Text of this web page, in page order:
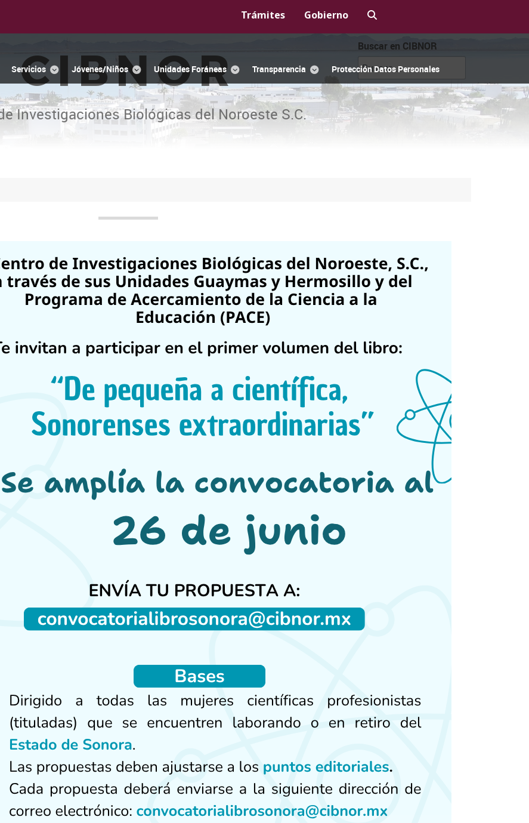
Trámites Gobierno
Servicios Jóvenes/Niños Unidades Foráneas Transparencia Protección Datos Personales
CIBNOR
Investigaciones Biológicas del Noroeste S.C.
Buscar en CIBNOR